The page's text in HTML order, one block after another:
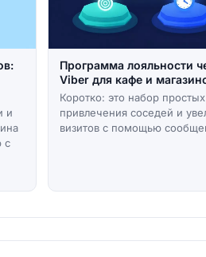
и
с
Программа лояльности
Viber для кафе и
Коротко: это набор
привлечения соседей и
визитов с помощью